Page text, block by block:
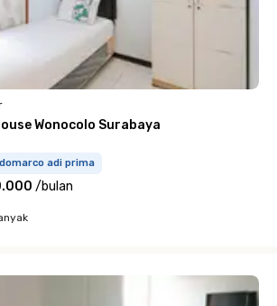
Wonocolo Surabaya
adi prima
/bulan